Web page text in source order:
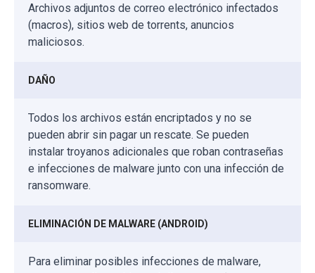
Archivos adjuntos de correo electrónico infectados
(macros), sitios web de torrents, anuncios
maliciosos.
DAÑO
Todos los archivos están encriptados y no se
pueden abrir sin pagar un rescate. Se pueden
instalar troyanos adicionales que roban contraseñas
e infecciones de malware junto con una infección de
ransomware.
ELIMINACIÓN DE MALWARE (ANDROID)
Para eliminar posibles infecciones de malware,